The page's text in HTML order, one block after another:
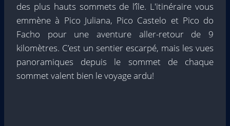
des plus hauts sommets de l’île. L'itinéraire vous
emmène à Pico Juliana, Pico Castelo et Pico do
Facho pour une aventure aller-retour de 9
kilomètres. C’est un sentier escarpé, mais les vues
panoramiques depuis le sommet de chaque
sommet valent bien le voyage ardu!